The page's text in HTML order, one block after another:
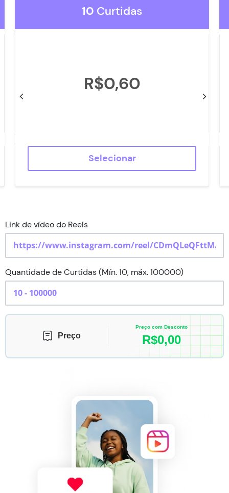
Seguidores TikTok
Status do Pedido
10 Curtidas
R$0,60
Selecionar
Link de vídeo do Reels
Quantidade de Curtidas (Mín. 10, máx. 100000)
Preço
Preço com Desconto
R$0,00